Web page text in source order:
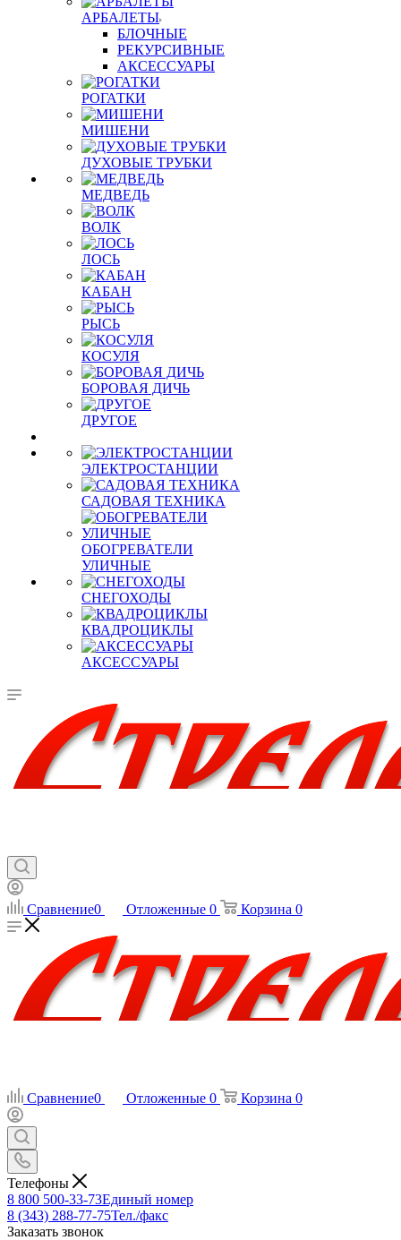
АРБАЛЕТЫ
БЛОЧНЫЕ
РЕКУРСИВНЫЕ
АКСЕССУАРЫ
РОГАТКИ
МИШЕНИ
ДУХОВЫЕ ТРУБКИ
МЕДВЕДЬ
ВОЛК
ЛОСЬ
КАБАН
РЫСЬ
КОСУЛЯ
БОРОВАЯ ДИЧЬ
ДРУГОЕ
ЭЛЕКТРОСТАНЦИИ
САДОВАЯ ТЕХНИКА
ОБОГРЕВАТЕЛИ
УЛИЧНЫЕ
СНЕГОХОДЫ
КВАДРОЦИКЛЫ
АКСЕССУАРЫ
Сравнение0 Отложенные 0 Корзина 0
Сравнение0 Отложенные 0 Корзина 0
Телефоны
8 800 500-33-73Единый номер
8 (343) 288-77-75Тел./факс
Заказать звонок